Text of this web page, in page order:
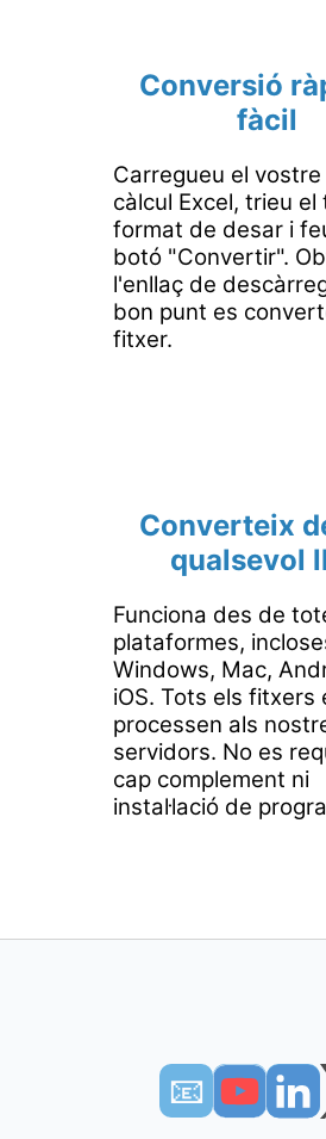
Conversió
fàcil
Carregueu el
càlcul Excel, trieu el
format de desar i
botó "Convertir".
l'enllaç de
bon punt es
fitxer.
Converteix
qualsevol
Funciona des de
plataformes,
Windows, Mac,
iOS. Tots els fitxers
processen als
servidors. No es
cap complement ni
instal·lació de
📧︎